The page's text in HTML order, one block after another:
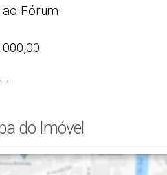
Fórum
do Imóvel